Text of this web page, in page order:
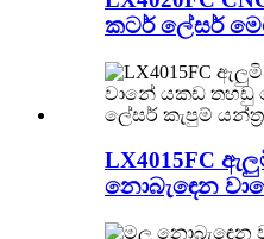
කටර් ලේසර්
LX4015FC
නොබැඳෙන